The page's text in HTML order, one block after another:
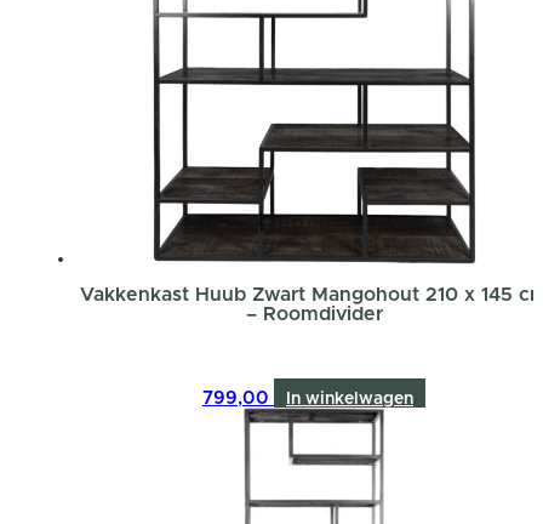
Vakkenkast Huub Zwart Mangohout 210 x 145
– Roomdivider
799,00 In winkelwagen